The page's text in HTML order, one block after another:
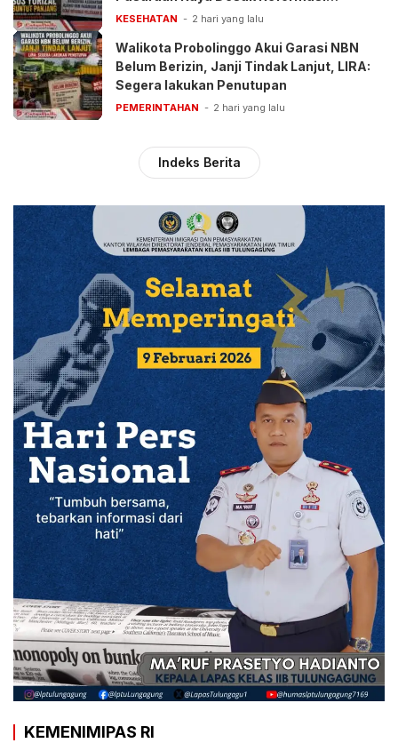
Pelayanan BPJS
KESEHATAN 2 hari yang lalu
Walikota Probolinggo Akui Garasi NBN
Belum Berizin, Janji Tindak Lanjut, LIRA:
Segera lakukan Penutupan
PEMERINTAHAN 2 hari yang lalu
Indeks Berita
KEMENIMIPAS RI